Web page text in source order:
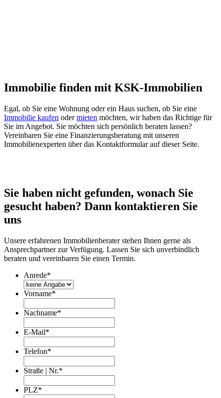
Immobilie finden mit KSK-Immobilien
Egal, ob Sie eine Wohnung oder ein Haus suchen, ob Sie eine
Immobilie kaufen odermieten möchten, wir haben das Richtige für
Sie im Angebot. Sie möchten sich persönlich beraten lassen?
Vereinbaren Sie eine Finanzierungsberatung mit unseren
Immobilienexperten über das Kontaktformular auf dieser Seite.
Sie haben nicht gefunden, wonach Sie
gesucht haben? Dann kontaktieren Sie
uns
Unsere erfahrenen Immobilienberater stehen Ihnen gerne als
Ansprechpartner zur Verfügung. Lassen Sie sich unverbindlich
beraten und vereinbaren Sie einen Termin.
Anrede*
Vorname*
Nachname*
E-Mail*
Telefon*
Straße | Nr.*
PLZ*